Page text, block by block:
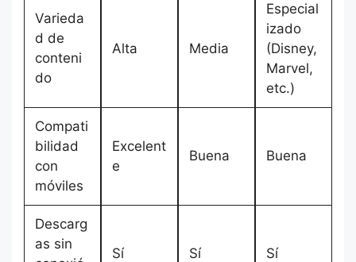
Varieda
d de
conteni
do
Alta Media
Especial
izado
(Disney,
Marvel,
etc.)
Compati
bilidad
con
móviles
Excelent
e
Buena Buena
Descarg
as sin
Sí Sí Sí